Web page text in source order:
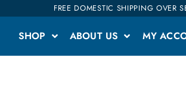
FREE DOMESTIC SHIPPING OVER
SHOP ABOUT US MY